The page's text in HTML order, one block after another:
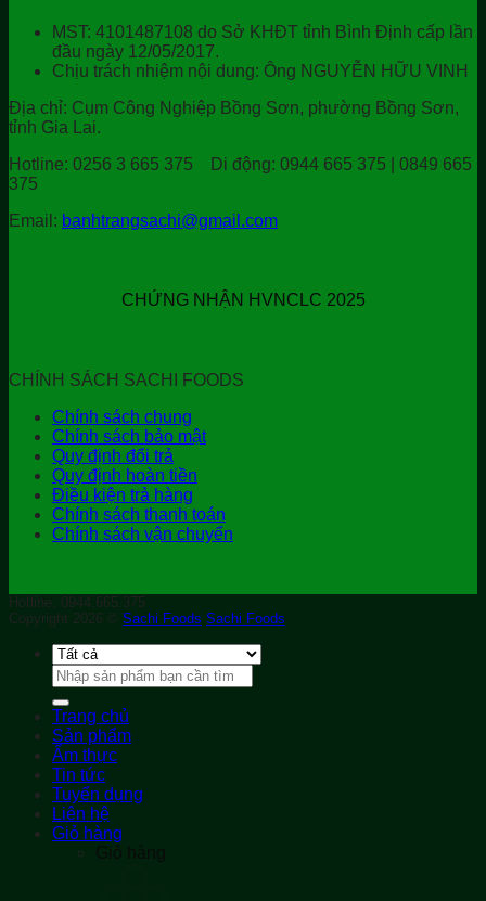
MST: 4101487108 do Sở KHĐT tỉnh Bình Định cấp lần
đầu ngày 12/05/2017.
Chịu trách nhiệm nội dung: Ông NGUYỄN HỮU VINH
Địa chỉ: Cụm Công Nghiệp Bồng Sơn, phường Bồng Sơn,
tỉnh Gia Lai.
Hotline: 0256 3 665 375 Di động: 0944 665 375 | 0849 665
375
Email: banhtrangsachi@gmail.com
CHỨNG NHẬN HVNCLC 2025
CHÍNH SÁCH SACHI FOODS
Chính sách chung
Chính sách bảo mật
Quy định đổi trả
Quy định hoàn tiền
Điều kiện trả hàng
Chính sách thanh toán
Chính sách vận chuyển
Hotline: 0944.665.375
Copyright 2026 © Sachi Foods Sachi Foods
Tìm
kiếm:
Trang chủ
Sản phẩm
Ẩm thực
Tin tức
Tuyển dụng
Liên hệ
Giỏ hàng
Giỏ hàng